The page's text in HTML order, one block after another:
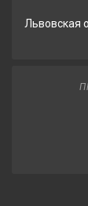
Львовская